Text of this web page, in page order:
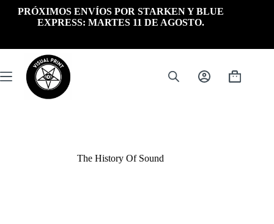
PRÓXIMOS ENVÍOS POR STARKEN Y BLUE
EXPRESS: MARTES 11 DE AGOSTO.
Carrito
The History Of Sound